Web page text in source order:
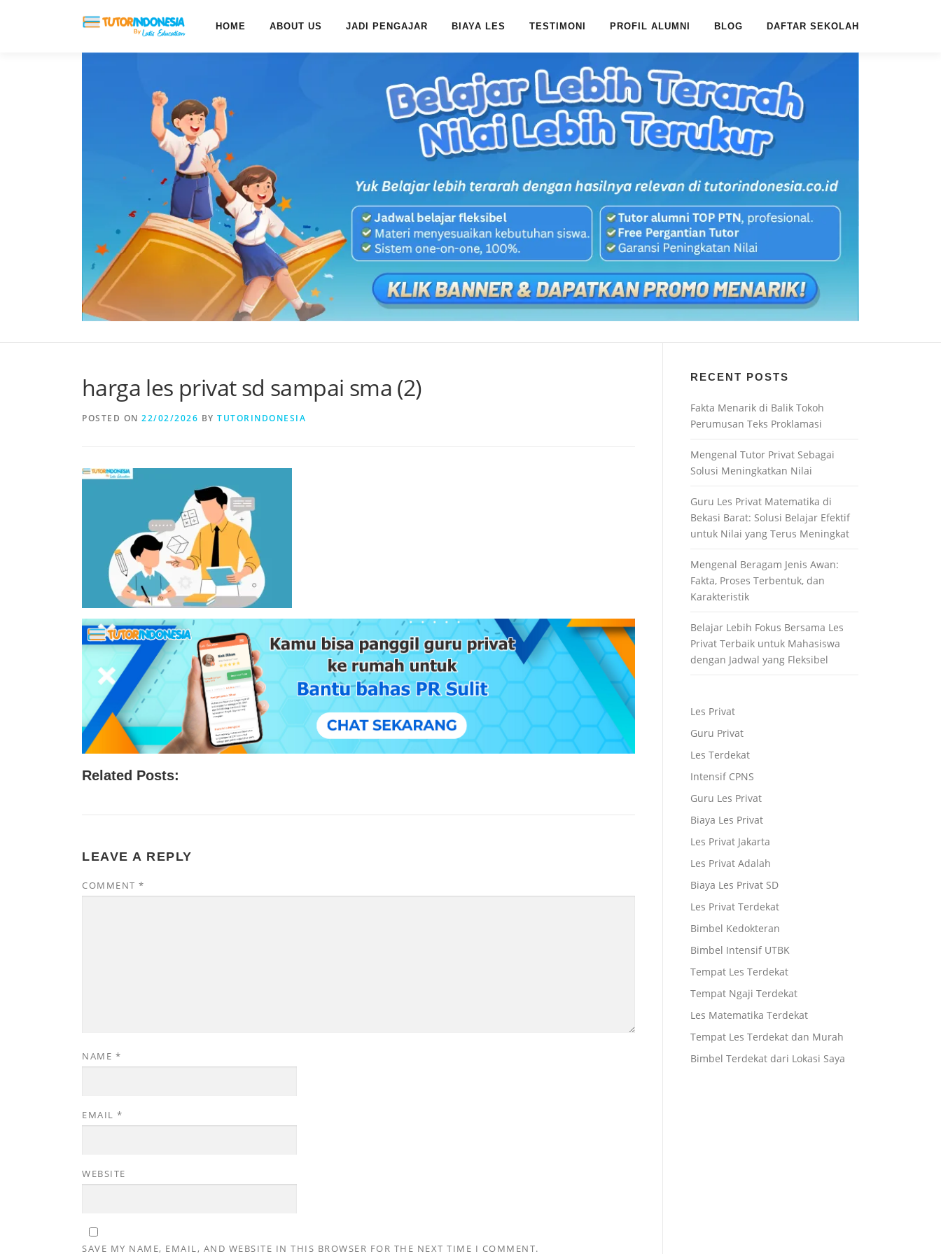
HOME ABOUT US JADI PENGAJAR BIAYA LES TESTIMONI PROFIL ALUMNI BLOG DAFTAR SEKOLAH
harga les privat sd sampai sma (2)
POSTED ON 22/02/2026 BY TUTORINDONESIA
Related Posts:
LEAVE A REPLY
COMMENT *
NAME *
EMAIL *
WEBSITE
SAVE MY NAME, EMAIL, AND WEBSITE IN THIS BROWSER FOR THE NEXT TIME I COMMENT.
RECENT POSTS
Fakta Menarik di Balik Tokoh
Perumusan Teks Proklamasi
Mengenal Tutor Privat Sebagai
Solusi Meningkatkan Nilai
Guru Les Privat Matematika di
Bekasi Barat: Solusi Belajar Efektif
untuk Nilai yang Terus Meningkat
Mengenal Beragam Jenis Awan:
Fakta, Proses Terbentuk, dan
Karakteristik
Belajar Lebih Fokus Bersama Les
Privat Terbaik untuk Mahasiswa
dengan Jadwal yang Fleksibel
Les Privat
Guru Privat
Les Terdekat
Intensif CPNS
Guru Les Privat
Biaya Les Privat
Les Privat Jakarta
Les Privat Adalah
Biaya Les Privat SD
Les Privat Terdekat
Bimbel Kedokteran
Bimbel Intensif UTBK
Tempat Les Terdekat
Tempat Ngaji Terdekat
Les Matematika Terdekat
Tempat Les Terdekat dan Murah
Bimbel Terdekat dari Lokasi Saya